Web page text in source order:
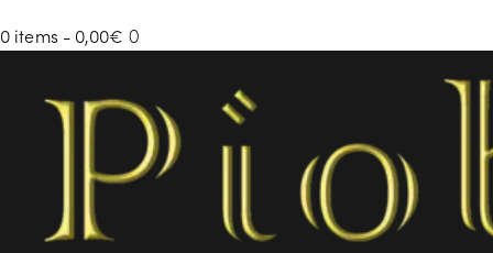
0 items - 0,00€ 0